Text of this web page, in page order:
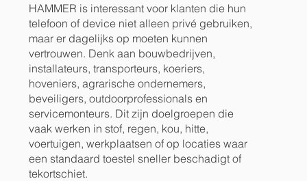
HAMMER is interessant voor klanten die hun
telefoon of device niet alleen privé gebruiken,
maar er dagelijks op moeten kunnen
vertrouwen. Denk aan bouwbedrijven,
installateurs, transporteurs, koeriers,
hoveniers, agrarische ondernemers,
beveiligers, outdoorprofessionals en
servicemonteurs. Dit zijn doelgroepen die
vaak werken in stof, regen, kou, hitte,
voertuigen, werkplaatsen of op locaties waar
een standaard toestel sneller beschadigt of
tekortschiet.